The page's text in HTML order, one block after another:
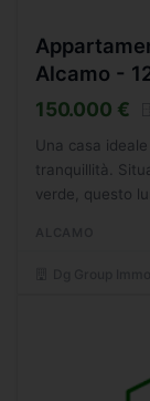
Alcamo -
150.000 €
Una casa
tranquillità.
verde, questo